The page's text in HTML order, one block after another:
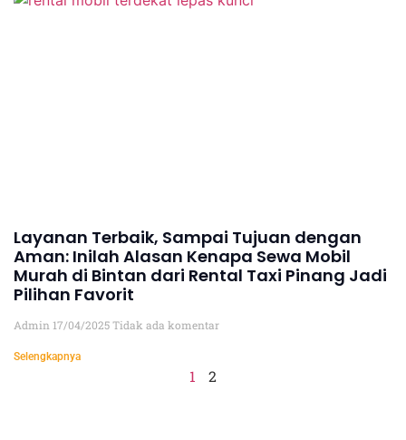
Layanan Terbaik, Sampai Tujuan dengan
Aman: Inilah Alasan Kenapa Sewa Mobil
Murah di Bintan dari Rental Taxi Pinang Jadi
Pilihan Favorit
Admin 17/04/2025Tidak ada komentar
Selengkapnya
1 2